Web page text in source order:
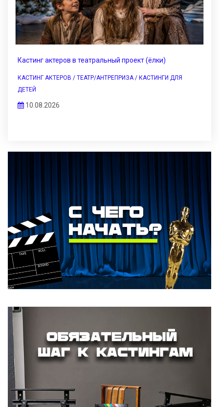
Кастинг актеров в театральный проект (ёлки)
КАСТИНГ АКТЕРОВ / ТЕАТР/АНТРЕПРИЗА / КАСТИНГИ ДЛЯ
ДЕТЕЙ
10.08.2026